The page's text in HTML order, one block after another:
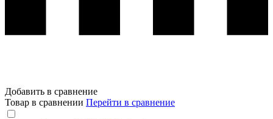
Добавить в сравнение
Товар в сравнении Перейти в сравнение